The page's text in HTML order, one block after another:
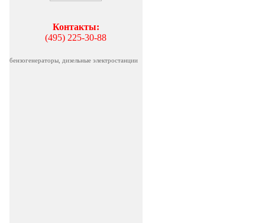
Контакты:
(495) 225-30-88
бензогенераторы, дизельные электростанции